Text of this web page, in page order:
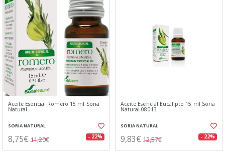
Aceite Esencial Romero 15 ml Soria
Natural
SORIA NATURAL
8,75€ 11,20€ - 22%
Aceite Esencial Eucalipto 15 ml Soria
Natural 08013
SORIA NATURAL
9,83€ 12,57€ - 22%